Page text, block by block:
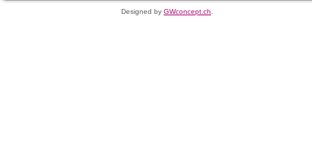
Designed by GWconcept.ch